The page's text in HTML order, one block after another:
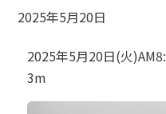
2025年5月20日
2025年5月20日(火
3m